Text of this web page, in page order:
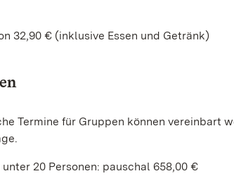
32,90 € (inklusive Essen und Getränk)
Termine für Gruppen können vereinbart
20 Personen: pauschal 658,00 €